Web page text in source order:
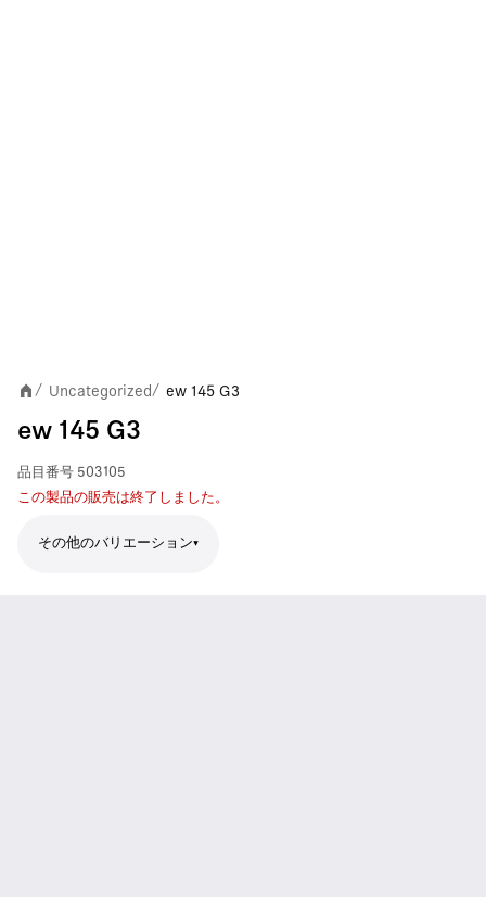
/ Uncategorized/ ew 145 G3
ew 145 G3
品目番号 503105
この製品の販売は終了しました。
その他のバリエーション